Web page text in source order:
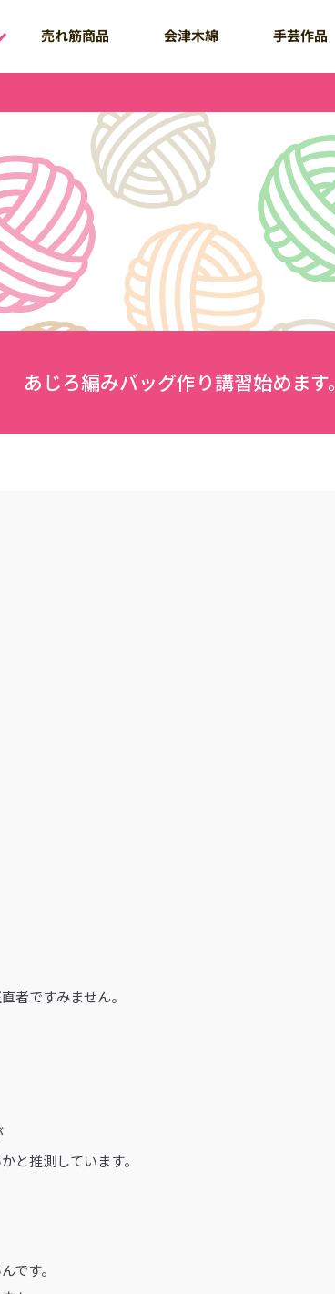
売れ筋商品 会津木綿 手芸作品
あじろ編みバッグ作り講習始めます。
者ですみません。
と推測しています。
です。